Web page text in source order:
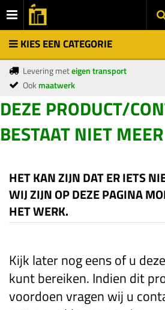
KIES EEN CATEGORIE
Levering meteigen transport
Ookmaatwerk
DEZE PRODUCT/
BESTAAT NIET MEER
HET KAN ZIJN DAT ER IETS
WIJ ZIJN OP DEZE PAGINA
HET WERK.
Kijk later nog eens of u
kunt bereiken. Indien dit
voordoen vragen wij u